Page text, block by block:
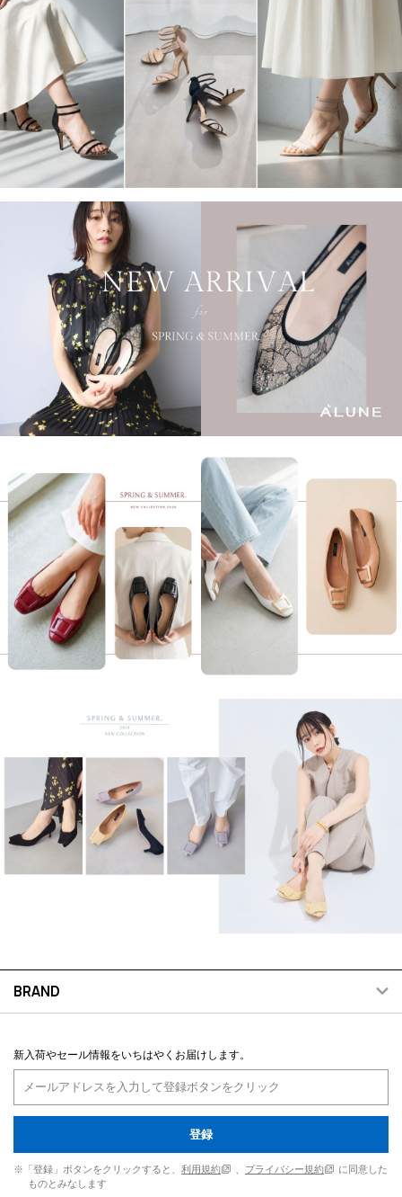
BRAND
新入荷やセール情報をいちはやくお届けします。
登録
※「登録」ボタンをクリックすると、 利用規約 プライバシー規約
に同意した
ものとみなします